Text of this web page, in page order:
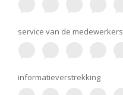
service van de medewerkers
informatieverstrekking